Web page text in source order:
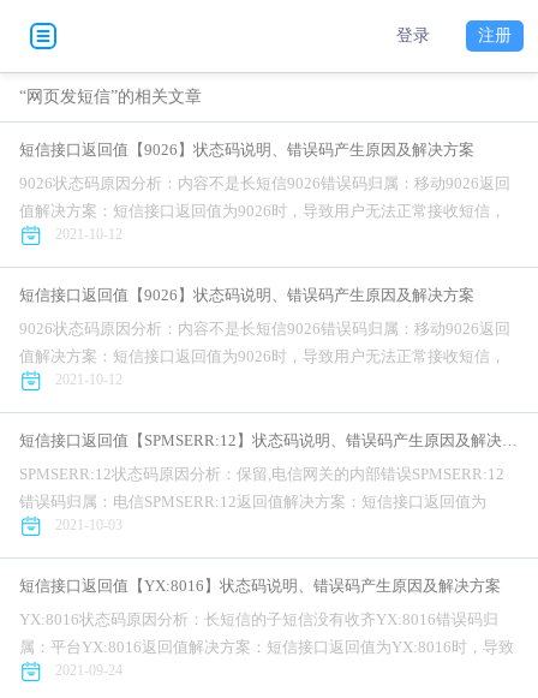
登录 注册
“网页发短信”的相关文章
短信接口返回值【9026】状态码说明、错误码产生原因及解决方案
9026状态码原因分析：内容不是长短信9026错误码归属：移动9026返回
值解决方案：短信接口返回值为9026时，导致用户无法正常接收短信，
对公司的业务正常开展造成不利影响。针对短信接口错误码为902...
2021-10-12
短信接口返回值【9026】状态码说明、错误码产生原因及解决方案
9026状态码原因分析：内容不是长短信9026错误码归属：移动9026返回
值解决方案：短信接口返回值为9026时，导致用户无法正常接收短信，
对公司的业务正常开展造成不利影响。针对短信接口错误码为902...
2021-10-12
短信接口返回值【SPMSERR:12】状态码说明、错误码产生原因及解决方案
SPMSERR:12状态码原因分析：保留,电信网关的内部错误SPMSERR:12
错误码归属：电信SPMSERR:12返回值解决方案：短信接口返回值为
SPMSERR:12时，导致用户无法正常接收短信，对...
2021-10-03
短信接口返回值【YX:8016】状态码说明、错误码产生原因及解决方案
YX:8016状态码原因分析：长短信的子短信没有收齐YX:8016错误码归
属：平台YX:8016返回值解决方案：短信接口返回值为YX:8016时，导致
用户无法正常接收短信，对公司的业务正常开展造成不利...
2021-09-24